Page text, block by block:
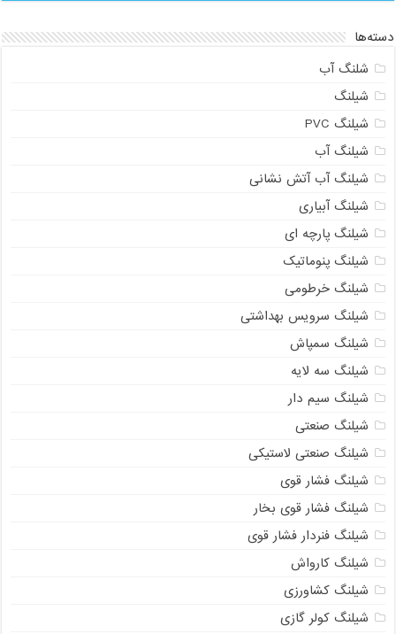
دسته‌ها
شلنگ آب
شیلنگ
شیلنگ PVC
شیلنگ آب
شیلنگ آب آتش نشانی
شیلنگ آبیاری
شیلنگ پارچه ای
شیلنگ پنوماتیک
شیلنگ خرطومی
شیلنگ سرویس بهداشتی
شیلنگ سمپاش
شیلنگ سه لایه
شیلنگ سیم دار
شیلنگ صنعتی
شیلنگ صنعتی لاستیکی
شیلنگ فشار قوی
شیلنگ فشار قوی بخار
شیلنگ فنردار فشار قوی
شیلنگ کارواش
شیلنگ کشاورزی
شیلنگ کولر گازی